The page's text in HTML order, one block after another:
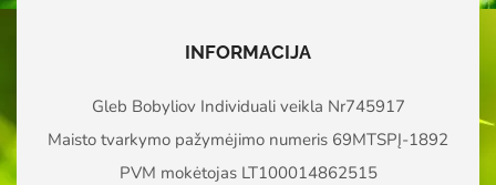
INFORMACIJA
Gleb Bobyliov Individuali veikla Nr745917
Maisto tvarkymo pažymėjimo numeris 69MTSPĮ-1892
PVM mokėtojas LT100014862515